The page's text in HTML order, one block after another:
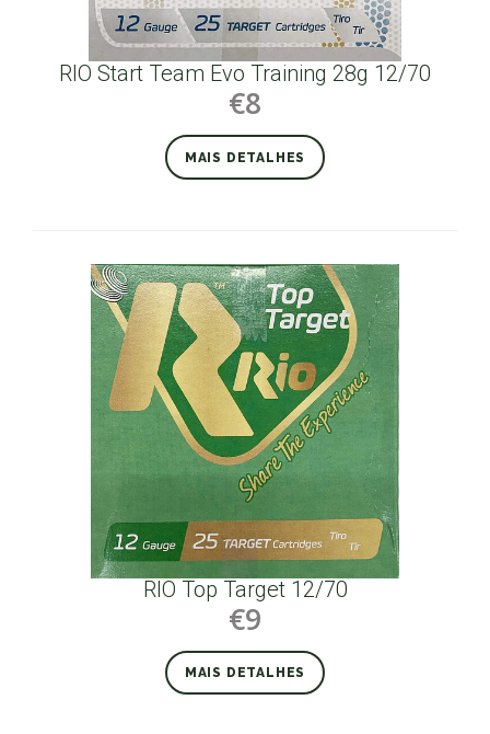
RIO Start Team Evo Training 28g 12/70
€8
MAIS DETALHES
RIO Top Target 12/70
€9
MAIS DETALHES